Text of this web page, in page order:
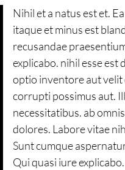
Nihil et a natus est et.
itaque et minus est
recusandae
explicabo. nihil esse
optio inventore aut
corrupti possimus aut.
necessitatibus. ab
dolores. Labore vitae
Sunt cumque
Qui quasi iure